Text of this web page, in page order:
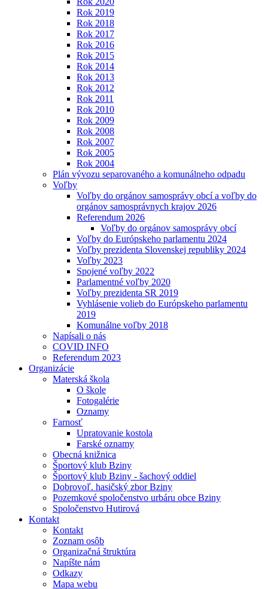
Rok 2019
Rok 2018
Rok 2017
Rok 2016
Rok 2015
Rok 2014
Rok 2013
Rok 2012
Rok 2011
Rok 2010
Rok 2009
Rok 2008
Rok 2007
Rok 2005
Rok 2004
Plán vývozu separovaného a komunálneho odpadu
Voľby
Voľby do orgánov samosprávy obcí a voľby do
orgánov samosprávnych krajov 2026
Referendum 2026
Voľby do orgánov samosprávy obcí
Voľby do Európskeho parlamentu 2024
Voľby prezidenta Slovenskej republiky 2024
Voľby 2023
Spojené voľby 2022
Parlamentné voľby 2020
Voľby prezidenta SR 2019
Vyhlásenie volieb do Európskeho parlamentu
2019
Komunálne voľby 2018
Napísali o nás
COVID INFO
Referendum 2023
Organizácie
Materská škola
O škole
Fotogalérie
Oznamy
Farnosť
Upratovanie kostola
Farské oznamy
Obecná knižnica
Športový klub Bziny
Športový klub Bziny - šachový oddiel
Dobrovoľ. hasičský zbor Bziny
Pozemkové spoločenstvo urbáru obce Bziny
Spoločenstvo Hutirová
Kontakt
Kontakt
Zoznam osôb
Organizačná štruktúra
Napíšte nám
Odkazy
Mapa webu